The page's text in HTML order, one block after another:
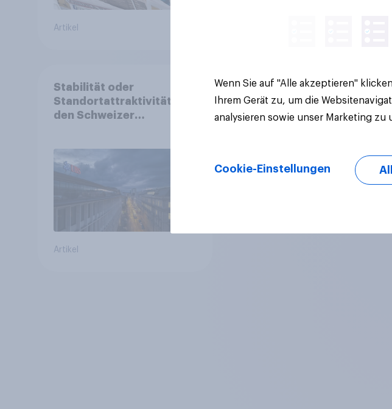
Artikel
Stabilität oder
Standortattraktivität für
den Schweizer
Debatte um die
Regulierung von
Grossbanken steht
Artikel
Wenn Sie auf "Alle akzeptieren"
Ihrem Gerät zu, um die
analysieren sowie unser Marketing zu
Cookie-Einstellungen